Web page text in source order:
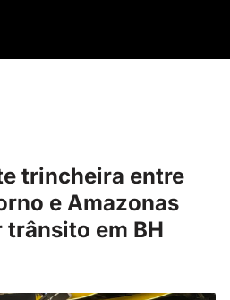
trincheira entre
e Amazonas
em BH